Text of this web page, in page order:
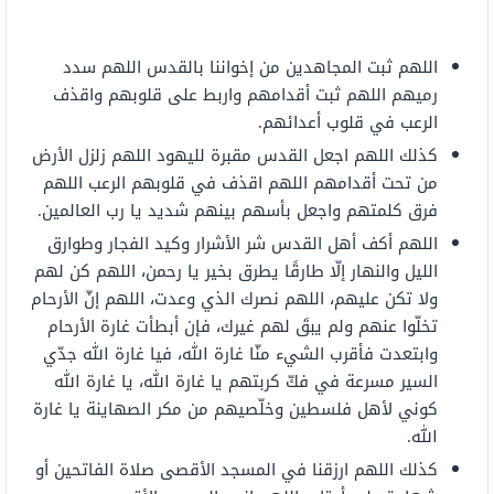
اللهم ثبت المجاهدين من إخواننا بالقدس اللهم سدد
رميهم اللهم ثبت أقدامهم واربط على قلوبهم واقذف
الرعب في قلوب أعدائهم.
كذلك اللهم اجعل القدس مقبرة لليهود اللهم زلزل الأرض
من تحت أقدامهم اللهم اقذف في قلوبهم الرعب اللهم
فرق كلمتهم واجعل بأسهم بينهم شديد يا رب العالمين.
اللهم أكف أهل القدس شر الأشرار وكيد الفجار وطوارق
الليل والنهار إلّا طارقًا يطرق بخير يا رحمن، اللهم كن لهم
ولا تكن عليهم، اللهم نصرك الذي وعدت، اللهم إنّ الأرحام
تخلّوا عنهم ولم يبقَ لهم غيرك، فإن أبطأت غارة الأرحام
وابتعدت فأقرب الشيء منّا غارة الله، فيا غارة الله جدّي
السير مسرعة في فكّ كربتهم يا غارة الله، يا غارة الله
كوني لأهل فلسطين وخلّصيهم من مكر الصهاينة يا غارة
الله.
كذلك اللهم ارزقنا في المسجد الأقصى صلاة الفاتحين أو